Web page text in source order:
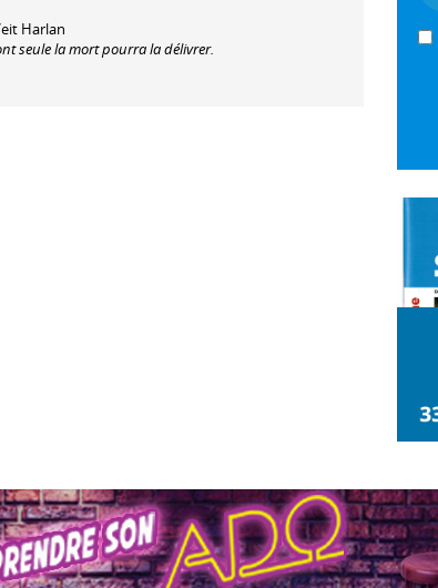
Harlan
seule la mort pourra la délivrer.